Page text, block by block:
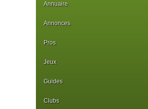
Annuaire
Annonces
Pros
Jeux
Guides
Clubs